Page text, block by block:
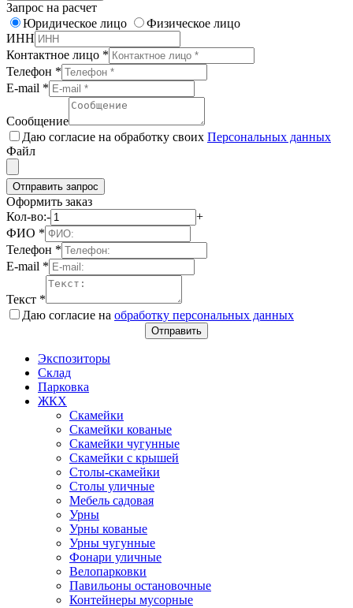
Запрос на расчет
Юридическое лицо
Физическое лицо
ИНН
Контактное лицо *
Телефон *
E-mail *
Сообщение
Даю согласие на обработку своих Персональных данных
Файл
Отправить запрос
Оформить заказ
Кол-во:-
+
ФИО *
Телефон *
E-mail *
Текст *
Даю согласие на обработку персональных данных
Отправить
Экспозиторы
Склад
Парковка
ЖКХ
Скамейки
Скамейки кованые
Скамейки чугунные
Скамейки с крышей
Столы-скамейки
Столы уличные
Мебель садовая
Урны
Урны кованые
Урны чугунные
Фонари уличные
Велопарковки
Павильоны остановочные
Контейнеры мусорные